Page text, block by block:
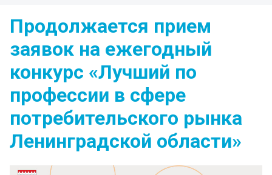
Продолжается прием
заявок на ежегодный
конкурс «Лучший по
профессии в сфере
потребительского рынка
Ленинградской области»